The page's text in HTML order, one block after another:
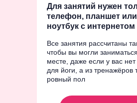
Для занятий нужен
телефон, планшет или
ноутбук с интернетом
Все занятия рассчитаны
чтобы вы могли
месте, даже если у вас нет
для йоги, а из тренажёров
ровный пол